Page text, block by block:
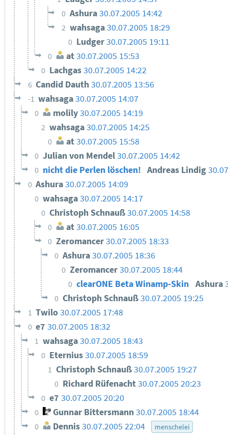
0 Ashura30.07.2005 14:42
2 wahsaga30.07.2005 18:29
0 Ludger30.07.2005 19:11
0 at30.07.2005 15:53
0 Lachgas30.07.2005 14:22
6 Candid Dauth30.07.2005 13:56
-1 wahsaga30.07.2005 14:07
0 molily 30.07.2005 14:19
2 wahsaga30.07.2005 14:25
0 at30.07.2005 15:58
0 Julian von Mendel30.07.2005 14:42
0 nicht die Perlen löschen! Andreas Lindig
0 Ashura30.07.2005 14:09
0 wahsaga30.07.2005 14:17
0 Christoph Schnauß30.07.2005 14:58
0 at30.07.2005 16:05
0 Zeromancer30.07.2005 18:33
0 Ashura30.07.2005 18:36
0 Zeromancer30.07.2005 18:44
0 clearONE Beta Winamp-Skin Ashura
0 Christoph Schnauß30.07.2005 19:25
1 Twilo30.07.2005 17:48
0 e730.07.2005 18:32
1 wahsaga30.07.2005 18:43
0 Eternius30.07.2005 18:59
1 Christoph Schnauß30.07.2005 19:27
0 Richard Rüfenacht30.07.2005 20:23
0 e7 30.07.2005 20:20
0 Gunnar Bittersmann 30.07.2005 18:44
0 Dennis 30.07.2005 22:04 menschelei